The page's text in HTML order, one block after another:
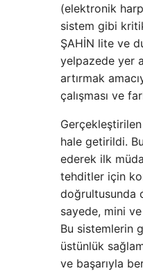
(elektronik
sistem gibi
ŞAHİN lite ve
yelpazede yer
artırmak
çalışması ve
hale getirildi.
ederek ilk
tehditler için
doğrultusunda
sayede, mini
Bu sistemlerin
üstünlük
ve başarıyla